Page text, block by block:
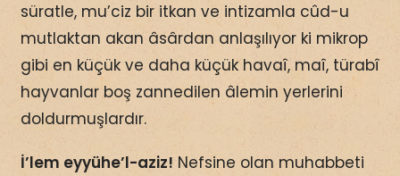
süratle, mu’ciz bir itkan ve intizamla cûd-u
mutlaktan akan âsârdan anlaşılıyor ki mikrop
gibi en küçük ve daha küçük havaî, maî, türabî
hayvanlar boş zannedilen âlemin yerlerini
doldurmuşlardır.
İ’lem eyyühe’l-aziz! Nefsine olan muhabbeti